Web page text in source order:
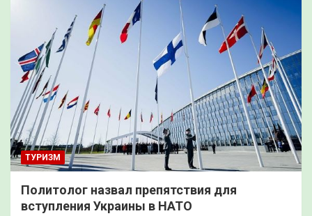
ТУРИЗМ
Политолог назвал препятствия для
вступления Украины в НАТО